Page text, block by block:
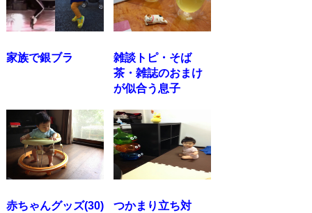
家族で銀ブラ
雑談トピ・そば
茶・雑誌のおまけ
が似合う息子
赤ちゃんグッズ(30)
つかまり立ち対